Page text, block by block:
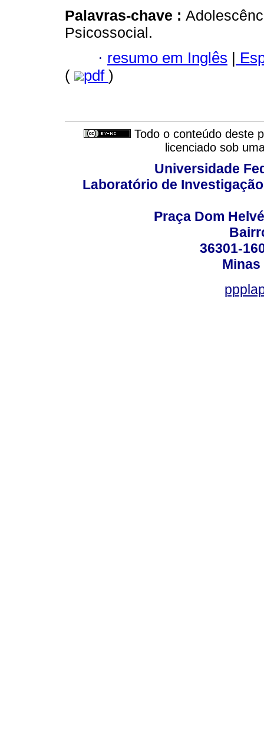
Palavras-chave :
Psicossocial.
· resumo em Inglês |
(
pdf )
Todo o conteúdo deste
licenciado sob
Universidade
Laboratório de
Praça Dom
36301-